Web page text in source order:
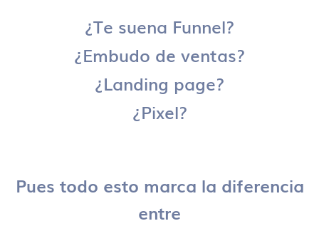
¿Te suena Funnel?
¿Embudo de ventas?
¿Landing page?
¿Pixel?
Pues todo esto marca la diferencia
entre